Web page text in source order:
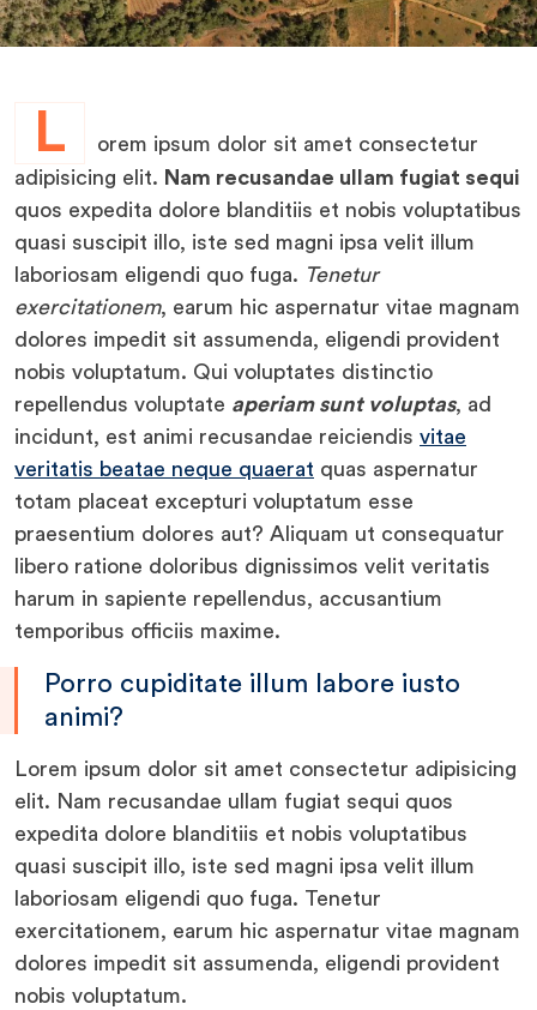
L
orem ipsum dolor sit amet consectetur
adipisicing elit. Nam recusandae ullam fugiat sequi
quos expedita dolore blanditiis et nobis voluptatibus
quasi suscipit illo, iste sed magni ipsa velit illum
laboriosam eligendi quo fuga. Tenetur
exercitationem, earum hic aspernatur vitae magnam
dolores impedit sit assumenda, eligendi provident
nobis voluptatum. Qui voluptates distinctio
repellendus voluptate aperiam sunt voluptas, ad
incidunt, est animi recusandae reiciendis vitae
veritatis beatae neque quaerat quas aspernatur
totam placeat excepturi voluptatum esse
praesentium dolores aut? Aliquam ut consequatur
libero ratione doloribus dignissimos velit veritatis
harum in sapiente repellendus, accusantium
temporibus officiis maxime.
Porro cupiditate illum labore iusto
animi?
Lorem ipsum dolor sit amet consectetur adipisicing
elit. Nam recusandae ullam fugiat sequi quos
expedita dolore blanditiis et nobis voluptatibus
quasi suscipit illo, iste sed magni ipsa velit illum
laboriosam eligendi quo fuga. Tenetur
exercitationem, earum hic aspernatur vitae magnam
dolores impedit sit assumenda, eligendi provident
nobis voluptatum.